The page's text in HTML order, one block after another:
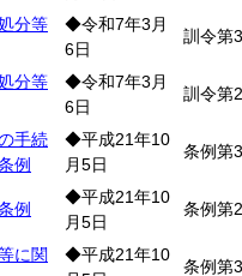
分等
◆令和7年3月
6日
訓令第
分等
◆令和7年3月
6日
訓令第
手続
例
◆平成21年10
月5日
条例第
例
◆平成21年10
月5日
条例第
に関
◆平成21年10
条例第